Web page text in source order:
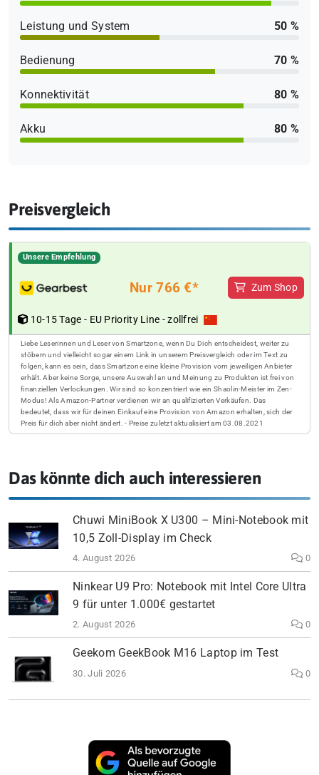
Leistung und System 50 %
Bedienung 70 %
Konnektivität 80 %
Akku 80 %
Preisvergleich
Unsere Empfehlung
Nur 766 €* Zum Shop
10-15 Tage - EU Priority Line - zollfrei
Liebe Leserinnen und Leser von Smartzone, wenn Du Dich entscheidest, weiter zu
stöbern und vielleicht sogar einem Link in unserem Preisvergleich oder im Text zu
folgen, kann es sein, dass Smartzone eine kleine Provision vom jeweiligen Anbieter
erhält. Aber keine Sorge, unsere Auswahl an und Meinung zu Produkten ist frei von
finanziellen Verlockungen. Wir sind so konzentriert wie ein Shaolin-Meister im Zen-
Modus! Als Amazon-Partner verdienen wir an qualifizierten Verkäufen. Das
bedeutet, dass wir für deinen Einkauf eine Provision von Amazon erhalten, sich der
Preis für dich aber nicht ändert. - Preise zuletzt aktualisiert am 03.08.2021
Das könnte dich auch interessieren
Chuwi MiniBook X U300 – Mini-Notebook mit
10,5 Zoll-Display im Check
4. August 2026 0
Ninkear U9 Pro: Notebook mit Intel Core Ultra
9 für unter 1.000€ gestartet
2. August 2026 0
Geekom GeekBook M16 Laptop im Test
30. Juli 2026 0